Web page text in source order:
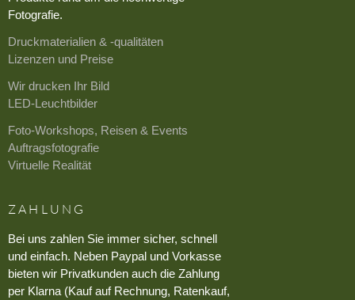
Fotografie.
Druckmaterialien & -qualitäten
Lizenzen und Preise
Wir drucken Ihr Bild
LED-Leuchtbilder
Foto-Workshops, Reisen & Events
Auftragsfotografie
Virtuelle Realität
ZAHLUNG
Bei uns zahlen Sie immer sicher, schnell
und einfach. Neben Paypal und Vorkasse
bieten wir Privatkunden auch die Zahlung
per Klarna (Kauf auf Rechnung, Ratenkauf,